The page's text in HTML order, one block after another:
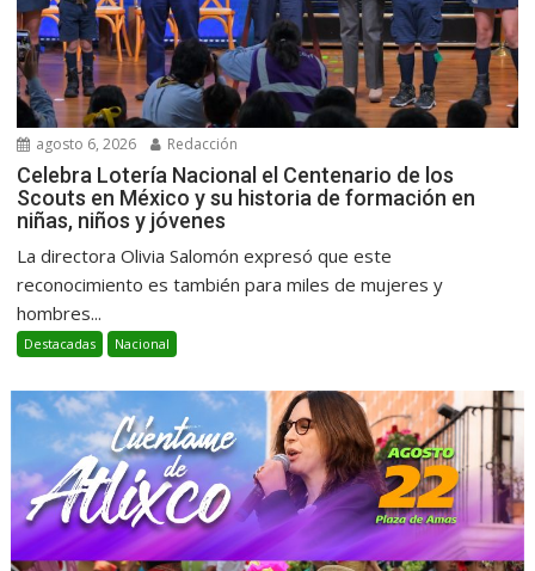
agosto 6, 2026 Redacción
Celebra Lotería Nacional el Centenario de los
Scouts en México y su historia de formación en
niñas, niños y jóvenes
La directora Olivia Salomón expresó que este
reconocimiento es también para miles de mujeres y
hombres...
Destacadas Nacional